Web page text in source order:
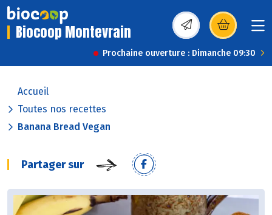
Biocoop Montevrain (s’ouvre dans une
Prochaine ouverture : Dimanche 09:30
Accueil
Toutes nos recettes
Banana Bread Vegan
Partager sur